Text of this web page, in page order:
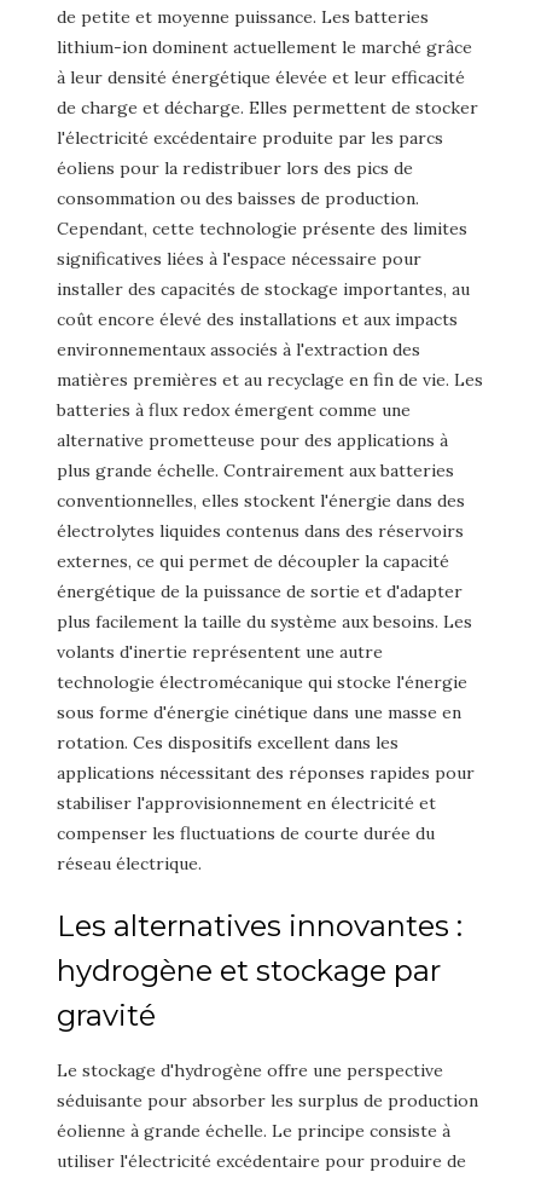
de petite et moyenne puissance. Les batteries
lithium-ion dominent actuellement le marché grâce
à leur densité énergétique élevée et leur efficacité
de charge et décharge. Elles permettent de stocker
l'électricité excédentaire produite par les parcs
éoliens pour la redistribuer lors des pics de
consommation ou des baisses de production.
Cependant, cette technologie présente des limites
significatives liées à l'espace nécessaire pour
installer des capacités de stockage importantes, au
coût encore élevé des installations et aux impacts
environnementaux associés à l'extraction des
matières premières et au recyclage en fin de vie. Les
batteries à flux redox émergent comme une
alternative prometteuse pour des applications à
plus grande échelle. Contrairement aux batteries
conventionnelles, elles stockent l'énergie dans des
électrolytes liquides contenus dans des réservoirs
externes, ce qui permet de découpler la capacité
énergétique de la puissance de sortie et d'adapter
plus facilement la taille du système aux besoins. Les
volants d'inertie représentent une autre
technologie électromécanique qui stocke l'énergie
sous forme d'énergie cinétique dans une masse en
rotation. Ces dispositifs excellent dans les
applications nécessitant des réponses rapides pour
stabiliser l'approvisionnement en électricité et
compenser les fluctuations de courte durée du
réseau électrique.
Les alternatives innovantes :
hydrogène et stockage par
gravité
Le stockage d'hydrogène offre une perspective
séduisante pour absorber les surplus de production
éolienne à grande échelle. Le principe consiste à
utiliser l'électricité excédentaire pour produire de